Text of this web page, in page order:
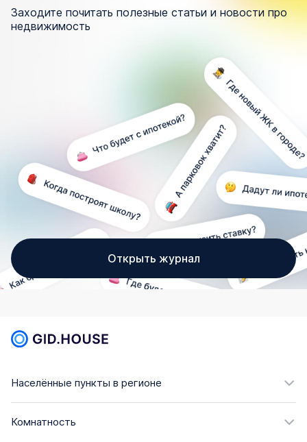
Заходите почитать полезные статьи и новости про
недвижимость
Открыть журнал
Населённые пункты в регионе
Комнатность